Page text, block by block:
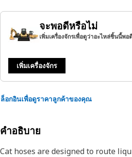
จะพอดีหรือไม่
เพิ่มเครื่องจักรเพื่อดูว่าอะไหล่ชิ้นนี้พ
เพิ่มเครื่องจักร
ล็อกอินเพื่อดูราคาลูกค้าของคุณ
คำอธิบาย
Cat hoses are designed to route